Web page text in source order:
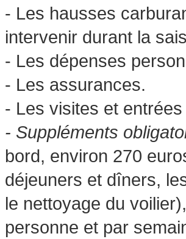
- Les hausses
intervenir durant la
- Les dépenses
- Les assurances.
- Les visites et
- Suppléments
bord, environ 270
déjeuners et dîners,
le nettoyage du
personne et par